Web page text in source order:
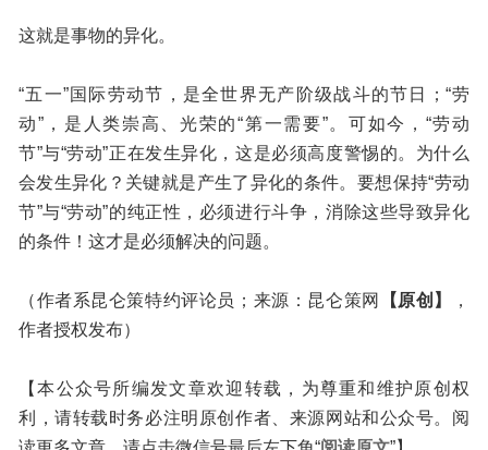
这就是事物的异化。
“五一”国际劳动节，是全世界无产阶级战斗的节日；“劳
动”，是人类崇高、光荣的“第一需要”。可如今，“劳动
节”与“劳动”正在发生异化，这是必须高度警惕的。为什么
会发生异化？关键就是产生了异化的条件。要想保持“劳动
节”与“劳动”的纯正性，必须进行斗争，消除这些导致异化
的条件！这才是必须解决的问题。
（作者系昆仑策特约评论员；来源：昆仑策网 【原创】
，
作者授权发布）
【本公众号所编发文章欢迎转载，为尊重和维护原创权
利，请转载时务必注明原创作者、来源网站和公众号。阅